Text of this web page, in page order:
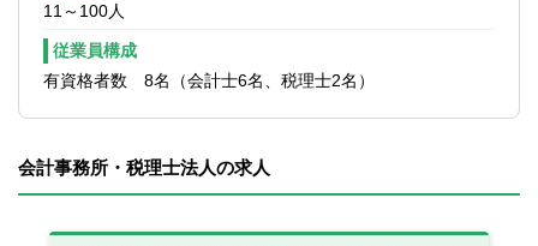
11～100人
従業員構成
有資格者数 8名（会計士6名、税理士2名）
会計事務所・税理士法人の求人